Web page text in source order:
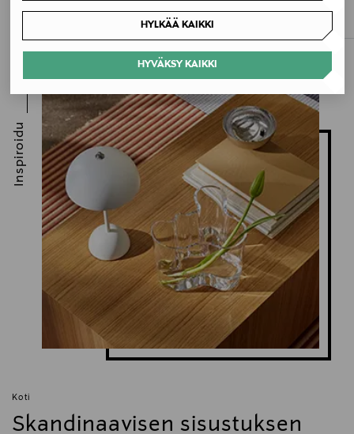
HYLKÄÄ KAIKKI
HYVÄKSY KAIKKI
Original Price
17,90 €
Koti
Skandinaavisen sisustuksen
Inspiroidu